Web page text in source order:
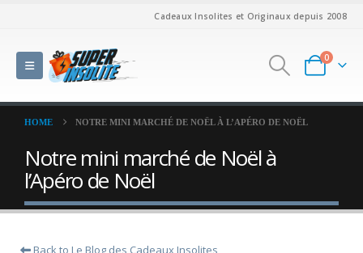
Cadeaux Insolites et Originaux depuis 2008
0
HOME NOTRE MINI MARCHÉ DE NOËL À L’APÉRO DE NOËL
Notre mini marché de Noël à
l’Apéro de Noël
Back to Le Blog des Cadeaux Insolites